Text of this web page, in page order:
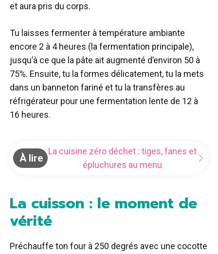
et aura pris du corps.
Tu laisses fermenter à température ambiante
encore 2 à 4 heures (la fermentation principale),
jusqu’à ce que la pâte ait augmenté d’environ 50 à
75%. Ensuite, tu la formes délicatement, tu la mets
dans un banneton fariné et tu la transfères au
réfrigérateur pour une fermentation lente de 12 à
16 heures.
À lire
La cuisine zéro déchet : tiges, fanes et
épluchures au menu
La cuisson : le moment de
vérité
Préchauffe ton four à 250 degrés avec une cocotte